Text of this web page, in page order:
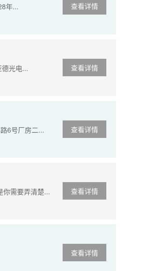
查看详情
年...
查看详情
光电...
查看详情
6号厂房二...
查看详情
你需要弄清楚...
查看详情